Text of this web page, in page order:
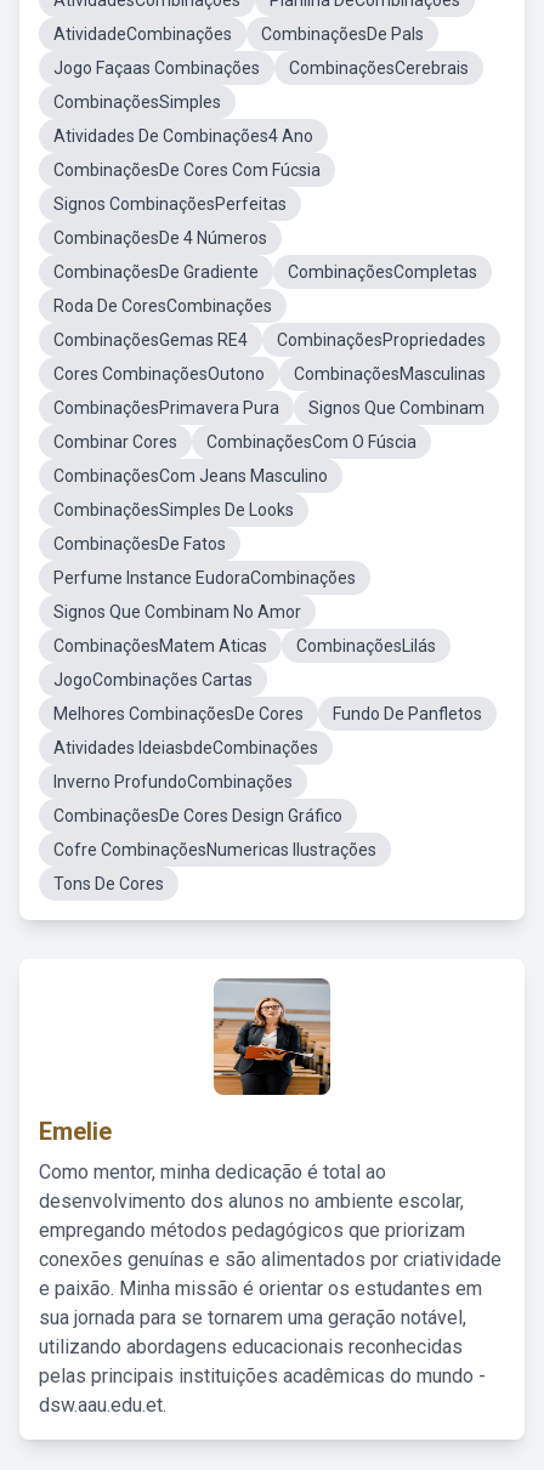
AtividadeCombinações
CombinaçõesDe Pals
Jogo Façaas Combinações
CombinaçõesCerebrais
CombinaçõesSimples
Atividades De Combinações4 Ano
CombinaçõesDe Cores Com Fúcsia
Signos CombinaçõesPerfeitas
CombinaçõesDe 4 Números
CombinaçõesDe Gradiente
CombinaçõesCompletas
Roda De CoresCombinações
CombinaçõesGemas RE4
CombinaçõesPropriedades
Cores CombinaçõesOutono
CombinaçõesMasculinas
CombinaçõesPrimavera Pura
Signos Que Combinam
Combinar Cores
CombinaçõesCom O Fúscia
CombinaçõesCom Jeans Masculino
CombinaçõesSimples De Looks
CombinaçõesDe Fatos
Perfume Instance EudoraCombinações
Signos Que Combinam No Amor
CombinaçõesMatem Aticas
CombinaçõesLilás
JogoCombinações Cartas
Melhores CombinaçõesDe Cores
Fundo De Panfletos
Atividades IdeiasbdeCombinações
Inverno ProfundoCombinações
CombinaçõesDe Cores Design Gráfico
Cofre CombinaçõesNumericas Ilustrações
Tons De Cores
Emelie
Como mentor, minha dedicação é total ao
desenvolvimento dos alunos no ambiente escolar,
empregando métodos pedagógicos que priorizam
conexões genuínas e são alimentados por criatividade
e paixão. Minha missão é orientar os estudantes em
sua jornada para se tornarem uma geração notável,
utilizando abordagens educacionais reconhecidas
pelas principais instituições acadêmicas do mundo -
dsw.aau.edu.et.